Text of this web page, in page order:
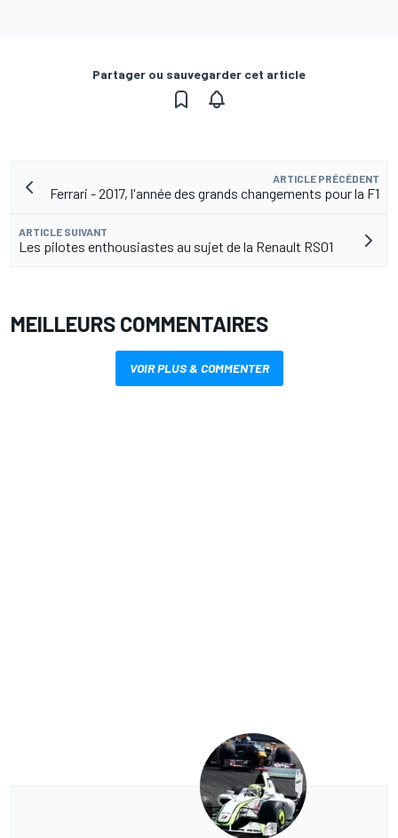
Partager ou sauvegarder cet article
ARTICLE PRÉCÉDENT
Ferrari - 2017, l'année des grands changements pour la F1
ARTICLE SUIVANT
Les pilotes enthousiastes au sujet de la Renault RS01
MEILLEURS COMMENTAIRES
VOIR PLUS & COMMENTER